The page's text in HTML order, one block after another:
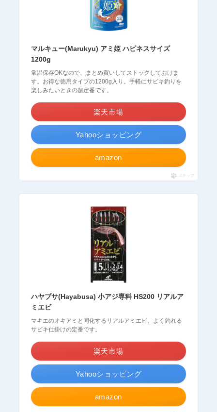
マルキュー(Marukyu) アミ姫 ハピネスサイズ
1200g
常温保存OKなので、まとめ買いしてストックしておけま
す。お得な徳用タイプの1200g入り。手軽にサビキ釣りを
楽しみたいときの超定番です。
楽天市場
Yahooショッピング
amazon
ポチップ
ハヤブサ(Hayabusa) 小アジ専科 HS200 リアルア
ミエビ
マキエのオキアミと同化するリアルアミエビ。よく釣れる
サビキ仕掛けの定番です。
楽天市場
Yahooショッピング
amazon